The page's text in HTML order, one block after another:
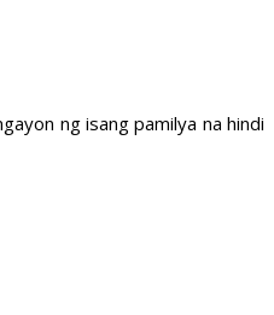
ng isang pamilya na hindi